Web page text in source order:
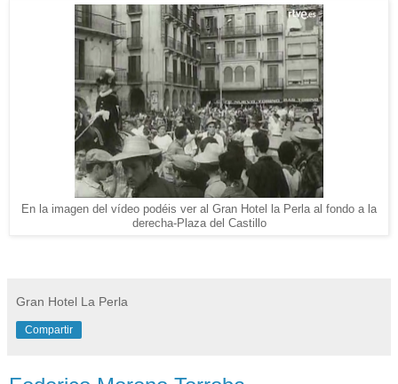
En la imagen del vídeo podéis ver al Gran Hotel la Perla al fondo a la
derecha-Plaza del Castillo
Gran Hotel La Perla
Compartir